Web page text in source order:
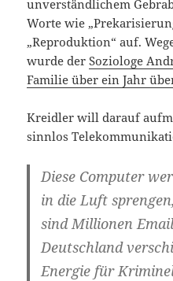
unverständlichem
Worte wie
„Reproduktion“ auf.
wurde derSoziologe
Familie über ein Jahr
Kreidler will darauf
sinnlos
Diese Computer
in die Luft
sind Millionen
Deutschland
Energie für